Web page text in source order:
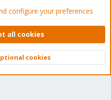
Forum - Light Mode
policy Help Home
2010-2026 XenForo Ltd.
Top
configure your preferences
all cookies
cookies